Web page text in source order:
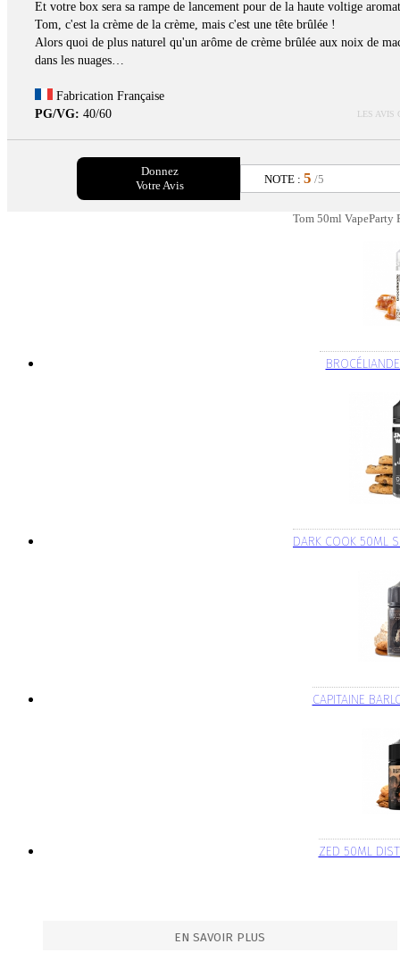
Et votre box sera sa rampe de lancement pour de la haute voltige
Tom, c'est la crème de la crème, mais c'est une tête brûlée !
Alors quoi de plus naturel qu'un arôme de crème brûlée aux noix de
dans les nuages…
Fabrication Française
PG/VG: 40/60 LES AVIS
Donnez
Votre Avis
NOTE : 5 /5
Tom 50ml VapeParty
DARK COOK 50ML
CAPITAINE
ZED 50ML
EN SAVOIR PLUS